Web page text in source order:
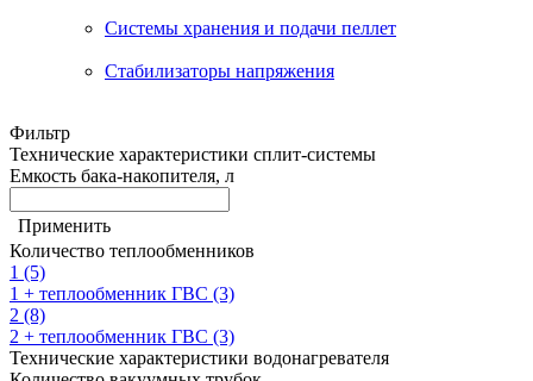
Системы хранения и подачи пеллет
Стабилизаторы напряжения
Фильтр
Технические характеристики сплит-системы
Емкость бака-накопителя, л
Применить
Количество теплообменников
1 (5)
1 + теплообменник ГВС (3)
2 (8)
2 + теплообменник ГВС (3)
Технические характеристики водонагревателя